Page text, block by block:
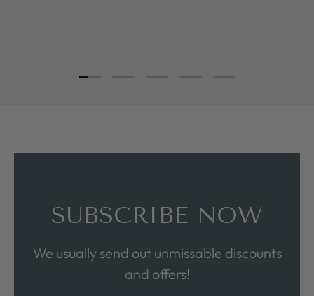
SUBSCRIBE NOW
We usually send out unmissable discounts
and offers!